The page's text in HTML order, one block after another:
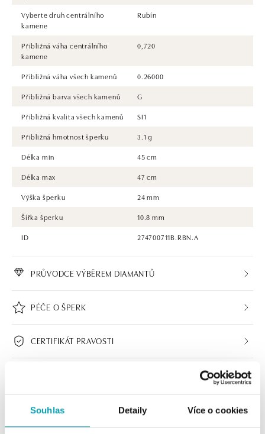
Souhlas Detaily Více o cookies
Vyberte druh centrálního
kamene
Rubín
Přibližná váha centrálního
kamene
0,720
Přibližná váha všech kamenů
0.26000
Přibližná barva všech kamenů
G
Přibližná kvalita všech kamenů
SI1
Přibližná hmotnost šperku
3.1 g
Délka min
45 cm
Délka max
47 cm
Výška šperku
24 mm
Šířka šperku
10.8 mm
ID
274700711B.RBN.A
PRŮVODCE VÝBĚREM DIAMANTŮ
PÉČE O ŠPERK
CERTIFIKÁT PRAVOSTI
HALADA BUTIKY